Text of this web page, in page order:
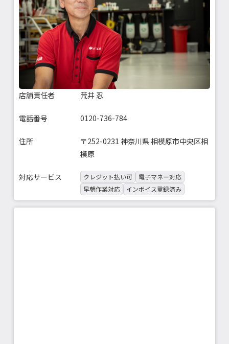
店舗責任者 荒井 忍
電話番号 0120-736-784
住所
〒252-0231 神奈川県 相模原市中央区相
模原
対応サービス クレジット払い可
電子マネー対応
早朝作業対応
インボイス登録済み